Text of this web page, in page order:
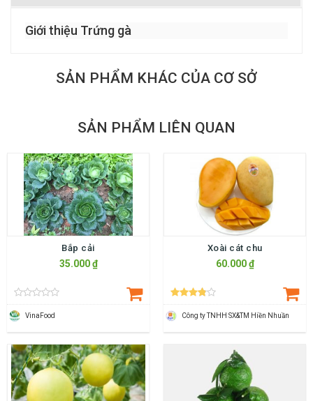
Giới thiệu Trứng gà
SẢN PHẨM KHÁC CỦA CƠ SỞ
SẢN PHẨM LIÊN QUAN
Bắp cải
35.000 ₫
VinaFood
Xoài cát chu
60.000 ₫
Công ty TNHH SX&TM Hiền Nhuần